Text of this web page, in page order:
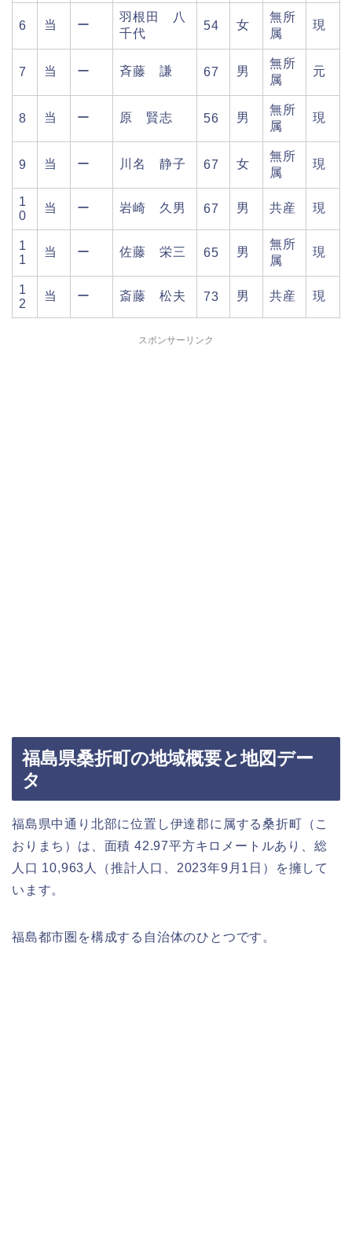
6 当 ー
羽根田 八
千代
54 女
無所
属
現
7 当 ー 斉藤 謙 67 男
無所
属
元
8 当 ー 原 賢志 56 男
無所
属
現
9 当 ー 川名 静子 67 女
無所
属
現
1
0
当 ー 岩崎 久男 67 男 共産 現
1
1
当 ー 佐藤 栄三 65 男
無所
属
現
1
2
当 ー 斎藤 松夫 73 男 共産 現
スポンサーリンク
福島県桑折町の地域概要と地図デー
タ
福島県中通り北部に位置し伊達郡に属する桑折町（こ
おりまち）は、面積 42.97平方キロメートルあり、総
人口 10,963人（推計人口、2023年9月1日）を擁して
います。
福島都市圏を構成する自治体のひとつです。